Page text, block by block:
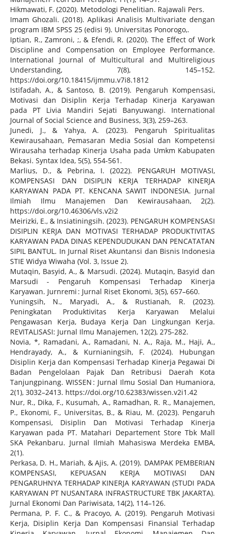
Hikmawati, F. (2020). Metodologi Penelitian. Rajawali Pers.
Imam Ghozali. (2018). Aplikasi Analisis Multivariate dengan
program IBM SPSS 25 (edisi 9). Universitas Ponorogo,.
Iptian, R., Zamroni, ;, & Efendi, R. (2020). The Effect of Work
Discipline and Compensation on Employee Performance.
International Journal of Multicultural and Multireligious
Understanding, 7(8), 145–152.
https://doi.org/10.18415/ijmmu.v7i8.1812
Istifadah, A., & Santoso, B. (2019). Pengaruh Kompensasi,
Motivasi dan Disiplin Kerja Terhadap Kinerja Karyawan
pada PT Livia Mandiri Sejati Banyuwangi. International
Journal of Social Science and Business, 3(3), 259–263.
Junedi, J., & Yahya, A. (2023). Pengaruh Spiritualitas
Kewirausahaan, Pemasaran Media Sosial dan Kompetensi
Wirausaha terhadap Kinerja Usaha pada Umkm Kabupaten
Bekasi. Syntax Idea, 5(5), 554-561.
Marlius, D., & Pebrina, I. (2022). PENGARUH MOTIVASI,
KOMPENSASI DAN DISIPLIN KERJA TERHADAP KINERJA
KARYAWAN PADA PT. KENCANA SAWIT INDONESIA. Jurnal
Ilmiah Ilmu Manajemen Dan Kewirausahaan, 2(2).
https://doi.org/10.46306/vls.v2i2
Meirizki, E., & Insiatiningsih. (2023). PENGARUH KOMPENSASI
DISIPLIN KERJA DAN MOTIVASI TERHADAP PRODUKTIVITAS
KARYAWAN PADA DINAS KEPENDUDUKAN DAN PENCATATAN
SIPIL BANTUL. In Jurnal Riset Akuntansi dan Bisnis Indonesia
STIE Widya Wiwaha (Vol. 3, Issue 2).
Mutaqin, Basyid, A., & Marsudi. (2024). Mutaqin, Basyid dan
Marsudi - Pengaruh Kompensasi Terhadap Kinerja
Karyawan. Jurnremi : Jurnal Riset Ekonomi, 3(5), 657–660.
Yuningsih, N., Maryadi, A., & Rustianah, R. (2023).
Peningkatan Produktivitas Kerja Karyawan Melalui
Pengawasan Kerja, Budaya Kerja Dan Lingkungan Kerja.
REVITALISASI: Jurnal Ilmu Manajemen, 12(2), 275-282.
Novia, *, Ramadani, A., Ramadani, N. A., Raja, M., Haji, A.,
Hendrayady, A., & Kurnianingsih, F. (2024). Hubungan
Disiplin Kerja dan Kompensasi Terhadap Kinerja Pegawai Di
Badan Pengelolaan Pajak Dan Retribusi Daerah Kota
Tanjungpinang. WISSEN : Jurnal Ilmu Sosial Dan Humaniora,
2(1), 3032–2413. https://doi.org/10.62383/wissen.v2i1.42
Nur, R., Dika, F., Kusumah, A., Ramadhan, R. R., Manajemen,
P., Ekonomi, F., Universitas, B., & Riau, M. (2023). Pengaruh
Kompensasi, Disiplin Dan Motivasi Terhadap Kinerja
Karyawan pada PT. Matahari Departement Store Tbk Mall
SKA Pekanbaru. Jurnal Ilmiah Mahasiswa Merdeka EMBA,
2(1).
Perkasa, D. H., Mariah, & Ajis, A. (2019). DAMPAK PEMBERIAN
KOMPENSASI, KEPUASAN KERJA MOTIVASI DAN
PENGARUHNYA TERHADAP KINERJA KARYAWAN (STUDI PADA
KARYAWAN PT NUSANTARA INFRASTRUCTURE TBK JAKARTA).
Jurnal Ekonomi Dan Pariwisata, 14(2), 114–126.
Permana, P. F. C., & Pracoyo, A. (2019). Pengaruh Motivasi
Kerja, Disiplin Kerja Dan Kompensasi Finansial Terhadap